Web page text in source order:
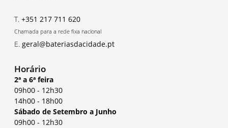
T. +351 217 711 620
Chamada para a rede fixa nacional
E. geral@bateriasdacidade.pt
Horário
2ª a 6ª feira
09h00 - 12h30
14h00 - 18h00
Sábado de Setembro a Junho
09h00 - 12h30